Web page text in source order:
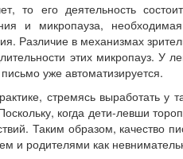
то его деятельность
и микропауза,
Различие в механизмах
этих микропауз.
уже автоматизируется.
стремясь выработать у
когда дети-левши
Таким образом, качество
и родителями как